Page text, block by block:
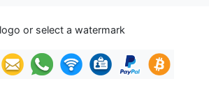
or select a watermark